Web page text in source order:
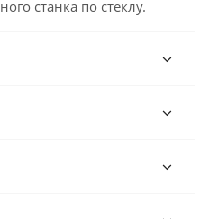
станка по стеклу.